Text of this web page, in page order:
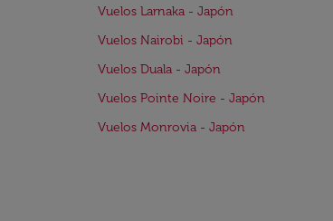
Vuelos Larnaka - Japón
Vuelos Nairobi - Japón
Vuelos Duala - Japón
Vuelos Pointe Noire - Japón
Vuelos Monrovia - Japón